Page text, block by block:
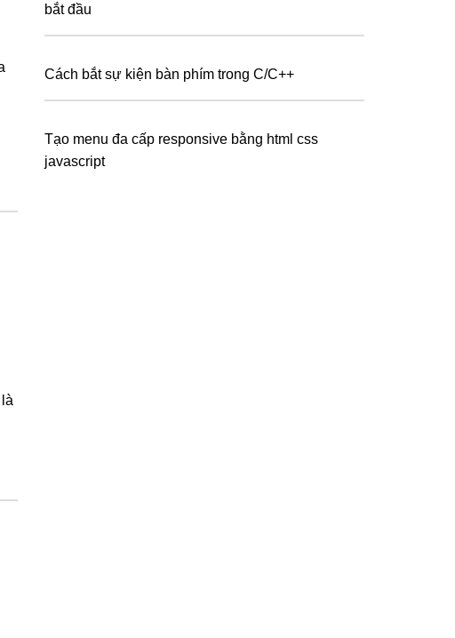
bắt đầu
Cách bắt sự kiện bàn phím trong C/C++
Tạo menu đa cấp responsive bằng html css
javascript